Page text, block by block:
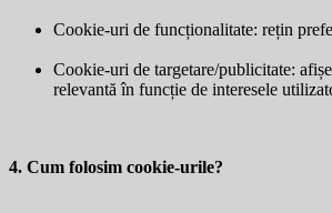
Cookie-uri de funcționalitate: rețin
Cookie-uri de targetare/publicitate:
relevantă în funcție de interesele
4. Cum folosim cookie-urile?